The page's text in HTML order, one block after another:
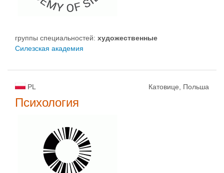
группы специальностей: художественные
Силезская академия
PL Катовице, Польша
Психология